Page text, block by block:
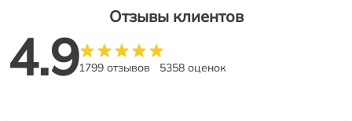
Отзывы клиентов
4.91799 отзывов 5358 оценок